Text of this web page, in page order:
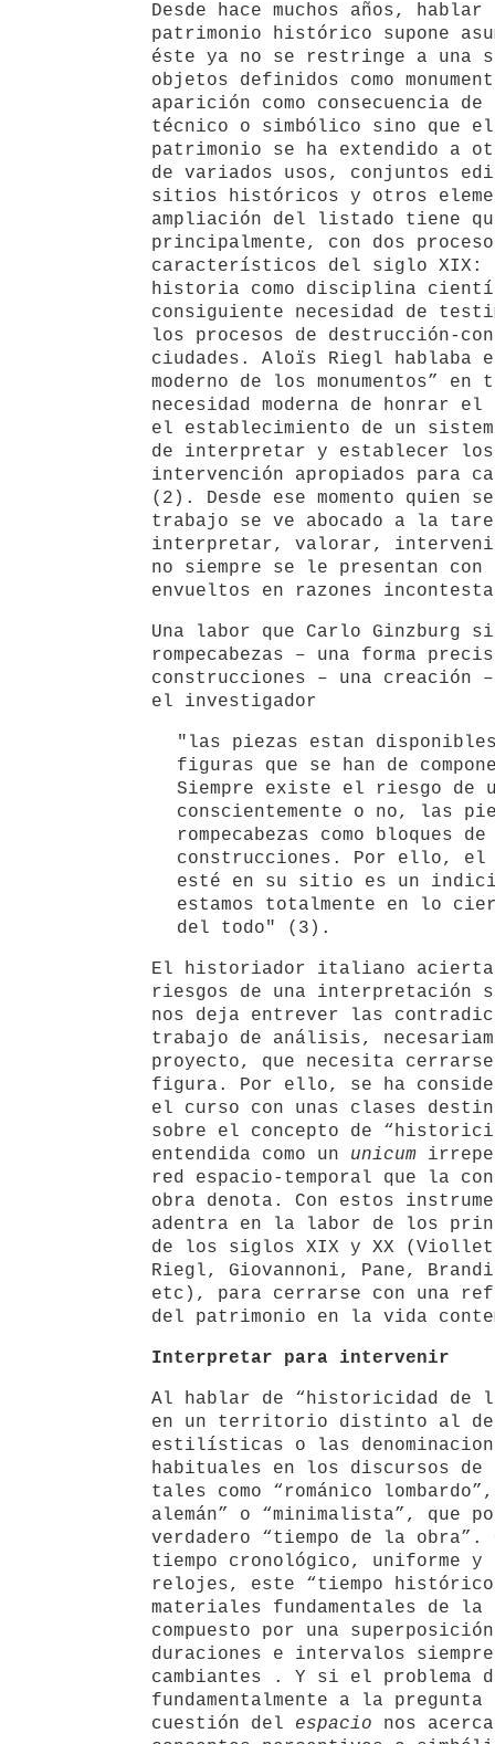
Desde hace muchos años,
patrimonio histórico supone
éste ya no se restringe a una
objetos definidos como
aparición como consecuencia
técnico o simbólico sino que el
patrimonio se ha extendido a
de variados usos, conjuntos
sitios históricos y otros
ampliación del listado tiene
principalmente, con dos
característicos del siglo XIX:
historia como disciplina
consiguiente necesidad de
los procesos de destrucción-
ciudades. Aloïs Riegl hablaba
moderno de los monumentos”
necesidad moderna de honrar el
el establecimiento de un
de interpretar y establecer los
intervención apropiados para
(2). Desde ese momento quien
trabajo se ve abocado a la
interpretar, valorar,
no siempre se le presentan
envueltos en razones
Una labor que Carlo Ginzburg
rompecabezas – una forma
construcciones – una creación
el investigador
"las piezas estan
figuras que se han de
Siempre existe el riesgo
conscientemente o no, las
rompecabezas como bloques
construcciones. Por ello, el
esté en su sitio es un
estamos totalmente en lo
del todo" (3).
El historiador italiano acierta
riesgos de una interpretación
nos deja entrever las
trabajo de análisis,
proyecto, que necesita
figura. Por ello, se ha
el curso con unas clases
sobre el concepto de
entendida como un unicum
red espacio-temporal que la
obra denota. Con estos
adentra en la labor de los
de los siglos XIX y XX
Riegl, Giovannoni, Pane,
etc), para cerrarse con una
del patrimonio en la vida
Interpretar para intervenir
Al hablar de “historicidad de
en un territorio distinto al de
estilísticas o las
habituales en los discursos
tales como “románico
alemán” o “minimalista”, que
verdadero “tiempo de la obra”.
tiempo cronológico, uniforme
relojes, este “tiempo
materiales fundamentales de
compuesto por una
duraciones e intervalos
cambiantes . Y si el problema
fundamentalmente a la
cuestión del espacio nos